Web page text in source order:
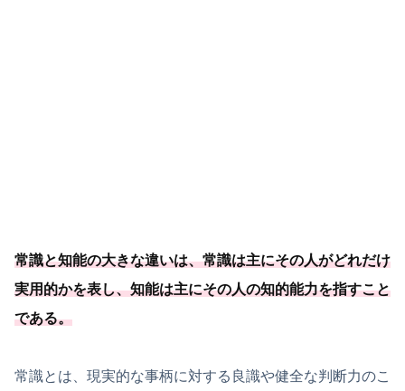
常識と知能の大きな違いは、常識は主にその人がどれだけ
実用的かを表し、知能は主にその人の知的能力を指すこと
である。
常識とは、現実的な事柄に対する良識や健全な判断力のこ